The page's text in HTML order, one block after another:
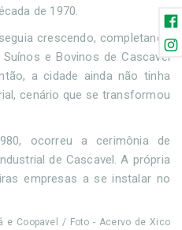
de 1970.
crescendo, completando
e Bovinos de Cascavel
a cidade ainda não tinha
cenário que se transformou
ocorreu a cerimônia de
de Cascavel. A própria
empresas a se instalar no
e Coopavel / Foto - Acervo de Xico